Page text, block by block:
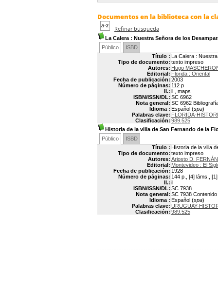
Documentos en la biblioteca con la
Refinar búsqueda
La Calera : Nuestra Señora de los
Público
ISBD
Título : La Calera :
Tipo de documento: texto impreso
Autores: Hugo
Editorial: Florida : Oriental
Fecha de publicación: 2003
Número de páginas: 112 p
Il.: il., maps
ISBN/ISSN/DL: SC 6962
Nota general: SC 6962
Idioma : Español (spa)
Palabras clave: FLORIDA-
Clasificación: 989.525
Historia de la villa de San Fernando de la
Público
ISBD
Título : Historia de la villa
Tipo de documento: texto impreso
Autores: Ariosto D.
Editorial: Montevideo : El
Fecha de publicación: 1928
Número de páginas: 144 p., [4] láms.,
Il.: il
ISBN/ISSN/DL: SC 7938
Nota general: SC 7938
Idioma : Español (spa)
Palabras clave: URUGUAY-
Clasificación: 989.525